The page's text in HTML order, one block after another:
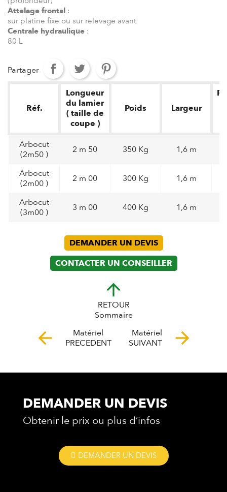
Attelage frontal :
sur platine fixe ou sur relevage avant
Centrale hydraulique :
80 L
Partager
Réf.
Longueur
du lamier
( taille de
coupe )
Poids Largeur
Arbocut
(2m50 )
2 m 50 350 Kg 1,6 m
Arbocut
(2m00 )
2 m 00 300 Kg 1,6 m
Arbocut
(3m00 )
3 m 00 400 Kg 1,6 m
DEMANDER UN DEVIS
CONTACTER UN CONSEILLER
arrow_upward
RETOUR
Sommaire
arrow_back
Matériel
PRECEDENT
Matériel
SUIVANT
arrow_forward
DEMANDER UN DEVIS
Obtenir le prix ou plus d’infos
DEMANDER UN DEVIS